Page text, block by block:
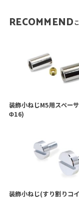
RECOMMEND
装飾小ねじM5用スペー
Φ16)
装飾小ねじ(すり割りコ